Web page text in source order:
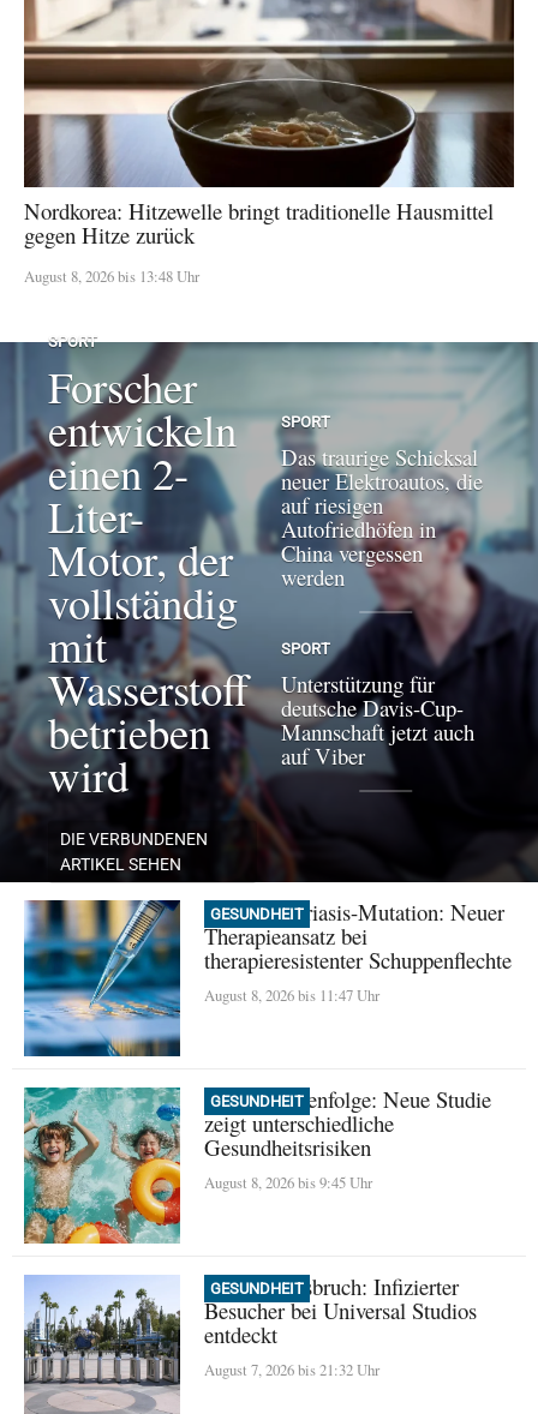
Nordkorea: Hitzewelle bringt traditionelle Hausmittel
gegen Hitze zurück
August 8, 2026 bis 13:48 Uhr
SPORT
Forscher
entwickeln
einen 2-
Liter-
Motor, der
vollständig
mit
Wasserstoff
betrieben
wird
DIE VERBUNDENEN
ARTIKEL SEHEN
SPORT
Das traurige Schicksal
neuer Elektroautos, die
auf riesigen
Autofriedhöfen in
China vergessen
werden
SPORT
Unterstützung für
deutsche Davis-Cup-
Mannschaft jetzt auch
auf Viber
GESUNDHEIT
Seltene Psoriasis-Mutation: Neuer
Therapieansatz bei
therapieresistenter Schuppenflechte
August 8, 2026 bis 11:47 Uhr
GESUNDHEIT
Geburtsreihenfolge: Neue Studie
zeigt unterschiedliche
Gesundheitsrisiken
August 8, 2026 bis 9:45 Uhr
GESUNDHEIT
Masern-Ausbruch: Infizierter
Besucher bei Universal Studios
entdeckt
August 7, 2026 bis 21:32 Uhr